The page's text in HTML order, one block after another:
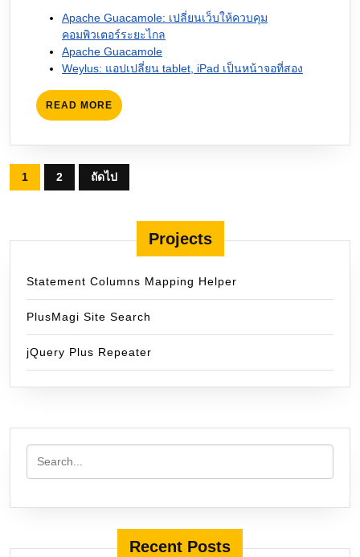
Apache Guacamole: เปลี่ยนเว็บให้ควบคุม
คอมพิวเตอร์ระยะไกล
Apache Guacamole
Weylus: แอปเปลี่ยน tablet, iPad เป็นหน้าจอที่สอง
READ MORE READ
MORE
Posts
pagination
1 2 ถัดไป
Projects
Statement Columns Mapping Helper
PlusMagi Site Search
jQuery Plus Repeater
Recent Posts